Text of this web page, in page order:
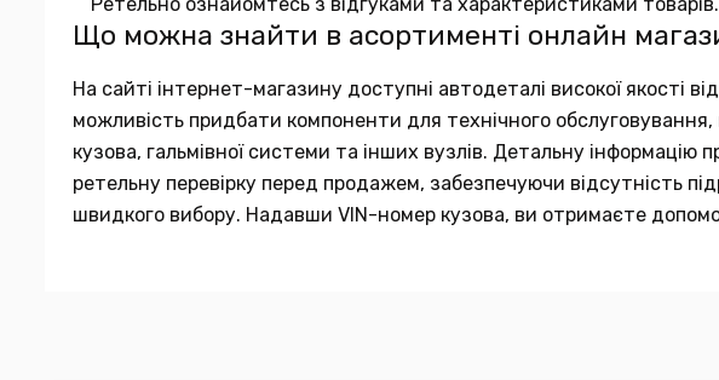
Ретельно ознайомтесь з відгуками та характеристиками товарів.
Що можна знайти в асортименті онлайн
На сайті інтернет-магазину доступні автодеталі високої якості
можливість придбати компоненти для технічного обслуговування,
кузова, гальмівної системи та інших вузлів. Детальну
ретельну перевірку перед продажем, забезпечуючи відсутність
швидкого вибору. Надавши VIN-номер кузова, ви отримаєте